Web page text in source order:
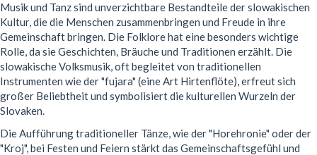
Musik und Tanz sind unverzichtbare Bestandteile der slowakischen
Kultur, die die Menschen zusammenbringen und Freude in ihre
Gemeinschaft bringen. Die Folklore hat eine besonders wichtige
Rolle, da sie Geschichten, Bräuche und Traditionen erzählt. Die
slowakische Volksmusik, oft begleitet von traditionellen
Instrumenten wie der "fujara" (eine Art Hirtenflöte), erfreut sich
großer Beliebtheit und symbolisiert die kulturellen Wurzeln der
Slovaken.
Die Aufführung traditioneller Tänze, wie der "Horehronie" oder der
"Kroj", bei Festen und Feiern stärkt das Gemeinschaftsgefühl und